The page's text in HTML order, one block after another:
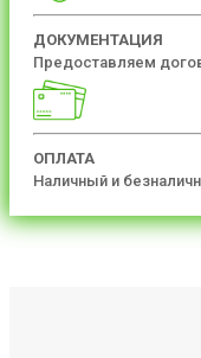
ДОКУМЕНТАЦИЯ
Предоставляем
ОПЛАТА
Наличный и